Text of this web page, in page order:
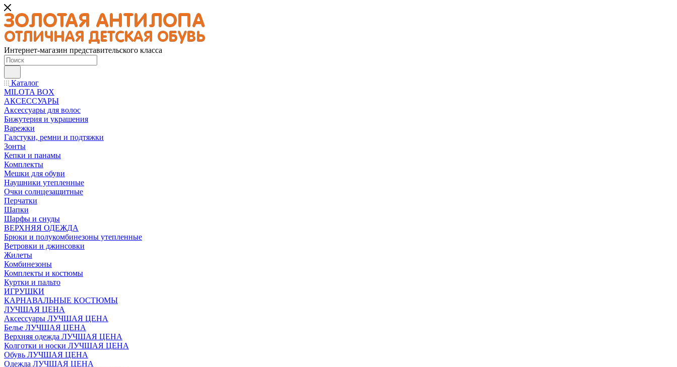
Интернет-магазин представительского класса
Каталог
MILOTA BOX
АКСЕССУАРЫ
Аксессуары для волос
Бижутерия и украшения
Варежки
Галстуки, ремни и подтяжки
Зонты
Кепки и панамы
Комплекты
Мешки для обуви
Наушники утепленные
Очки солнцезащитные
Перчатки
Шапки
Шарфы и снуды
ВЕРХНЯЯ ОДЕЖДА
Брюки и полукомбинезоны утепленные
Ветровки и джинсовки
Жилеты
Комбинезоны
Комплекты и костюмы
Куртки и пальто
ИГРУШКИ
КАРНАВАЛЬНЫЕ КОСТЮМЫ
ЛУЧШАЯ ЦЕНА
Аксессуары ЛУЧШАЯ ЦЕНА
Белье ЛУЧШАЯ ЦЕНА
Верхняя одежда ЛУЧШАЯ ЦЕНА
Колготки и носки ЛУЧШАЯ ЦЕНА
Обувь ЛУЧШАЯ ЦЕНА
Одежда ЛУЧШАЯ ЦЕНА